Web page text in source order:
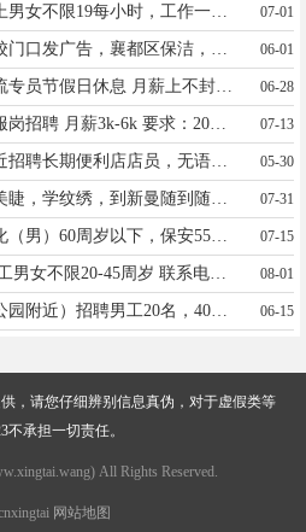
❤️烟台学生工18周以上男女不限19每小时，工作一个月以上可以申请离，报名电话13722942176微信同号 07-01
06-01
榕桦运输公司招聘物流专员节假日休息 月薪上不封顶 位置在未来广场 有意向联系15227707311 06-28
早九晚六双休五险客服岗招聘 月薪3k-6k 要求：20周-35周岁 高中以上学历有毕业证 V17659966562 07-13
天天便利保利云上附近招聘长期便利店店员，无语经验，感兴趣可联系17732956850（微信同号） 05-30
学化妆，学美甲，学美睫，学纹绣，到新曼随到随学，学会为止，常年免费进修☎️17659957778微信同步 07-31
桥西丰基御府招聘绿化（男）60周岁以下，保安55周岁以下，高温补贴，工资每个月15日准时发联系电话13630890888 07-15
邢台电子厂招聘 长期工男女不限20-45周岁 联系电话18233039207 08-01
金后盾老厂区（森林公园附近）招聘男工20名，40周岁以内。电话13483490295、15233976543 06-15
，请您仔细辨别信息真伪，对于虚假类等
承担一切责任。
All Rights Reserved.
网站地图